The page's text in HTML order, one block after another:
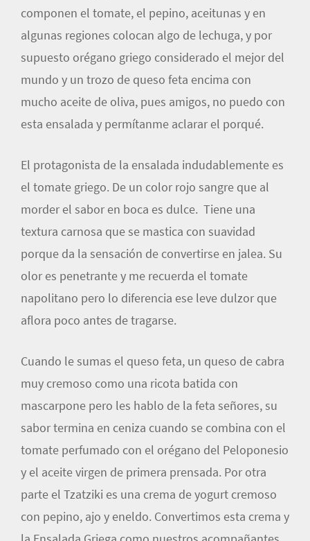
componen el tomate, el pepino, aceitunas y en
algunas regiones colocan algo de lechuga, y por
supuesto orégano griego considerado el mejor del
mundo y un trozo de queso feta encima con
mucho aceite de oliva, pues amigos, no puedo con
esta ensalada y permítanme aclarar el porqué.
El protagonista de la ensalada indudablemente es
el tomate griego. De un color rojo sangre que al
morder el sabor en boca es dulce. Tiene una
textura carnosa que se mastica con suavidad
porque da la sensación de convertirse en jalea. Su
olor es penetrante y me recuerda el tomate
napolitano pero lo diferencia ese leve dulzor que
aflora poco antes de tragarse.
Cuando le sumas el queso feta, un queso de cabra
muy cremoso como una ricota batida con
mascarpone pero les hablo de la feta señores, su
sabor termina en ceniza cuando se combina con el
tomate perfumado con el orégano del Peloponesio
y el aceite virgen de primera prensada. Por otra
parte el Tzatziki es una crema de yogurt cremoso
con pepino, ajo y eneldo. Convertimos esta crema y